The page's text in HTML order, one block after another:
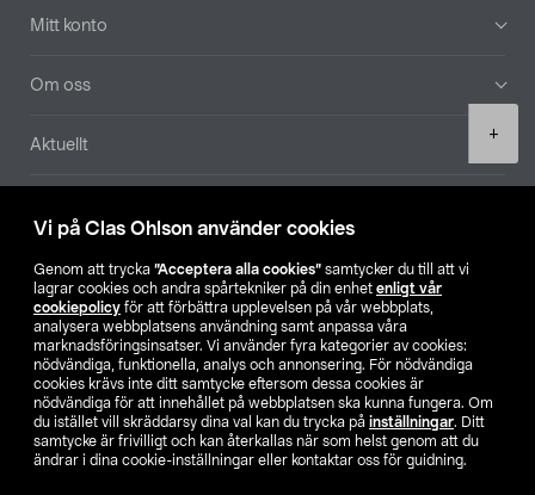
Vi på Clas Ohlson använder cookies
Genom att trycka ”Acceptera alla cookies” samtycker du till att vi
lagrar cookies och andra spårtekniker på din enhet enligt vår
cookiepolicy för att förbättra upplevelsen på vår webbplats,
analysera webbplatsens användning samt anpassa våra
marknadsföringsinsatser. Vi använder fyra kategorier av cookies:
nödvändiga, funktionella, analys och annonsering. För nödvändiga
cookies krävs inte ditt samtycke eftersom dessa cookies är
nödvändiga för att innehållet på webbplatsen ska kunna fungera. Om
du istället vill skräddarsy dina val kan du trycka på inställningar. Ditt
samtycke är frivilligt och kan återkallas när som helst genom att du
ändrar i dina cookie-inställningar eller kontaktar oss för guidning.
+
Mitt konto
Om oss
Aktuellt
Hitta butik
SE NO FI